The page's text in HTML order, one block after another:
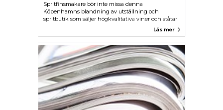
Spritfinsmakare bör inte missa denna
Köpenhamns blandning av utställning och
spritbutik som säljer högkvalitativa viner och ståtar
Läs mer